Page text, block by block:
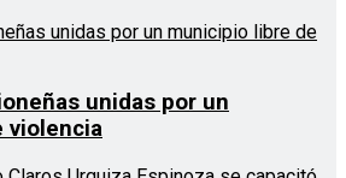
unidas por un
violencia